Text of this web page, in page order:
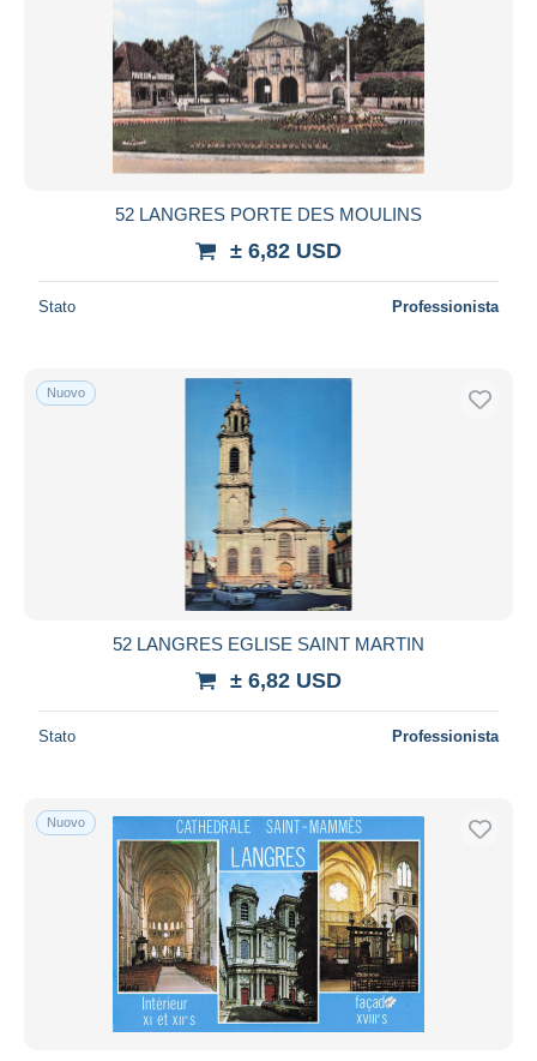
52 LANGRES PORTE DES MOULINS
± 6,82 USD
Stato Professionista
Nuovo
52 LANGRES EGLISE SAINT MARTIN
± 6,82 USD
Stato Professionista
Nuovo